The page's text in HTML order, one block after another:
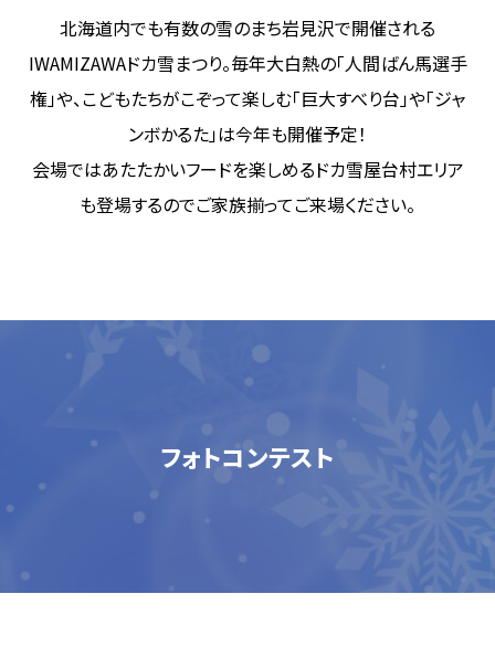
北海道内でも有数の雪のまち岩見沢で開催される
IWAMIZAWAドカ雪まつり。毎年大白熱の「人間ばん馬選手
権」や、こどもたちがこぞって楽しむ「巨大すべり台」や「ジャ
ンボかるた」は今年も開催予定！
会場ではあたたかいフードを楽しめるドカ雪屋台村エリア
も登場するのでご家族揃ってご来場ください。
フォトコンテスト